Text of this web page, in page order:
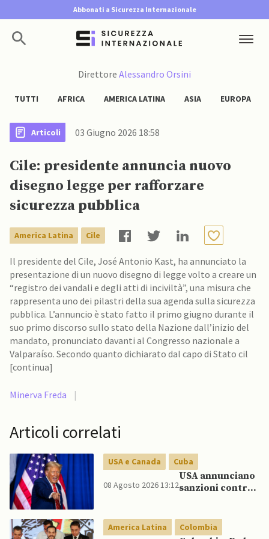
Abbonati a Sicurezza Internazionale
Direttore Alessandro Orsini
TUTTI AFRICA AMERICA LATINA ASIA EUROPA
Articoli 03 Giugno 2026 18:58
Cile: presidente annuncia nuovo
disegno legge per rafforzare
sicurezza pubblica
America Latina Cile
Il presidente del Cile, José Antonio Kast, ha annunciato la
presentazione di un nuovo disegno di legge volto a creare un
“registro dei vandali e degli atti di inciviltà”, una misura che
rappresenta uno dei pilastri della sua agenda sulla sicurezza
pubblica. L’annuncio è stato fatto il primo giugno durante il
suo primo discorso sullo stato della Nazione dall’inizio del
mandato, pronunciato davanti al Congresso nazionale a
Valparaíso. Secondo quanto dichiarato dal capo di Stato cil
[continua]
Minerva Freda |
Articoli correlati
USA e Canada Cuba
08 Agosto 2026 13:12
USA annunciano
sanzioni contro
America Latina Colombia